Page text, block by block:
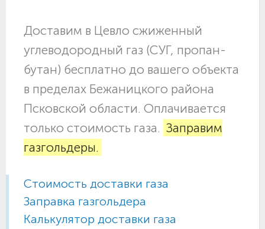
Доставим в Цевло сжиженный
углеводородный газ (СУГ, пропан-
бутан) бесплатно до вашего объекта
в пределах Бежаницкого района
Псковской области. Оплачивается
только стоимость газа. Заправим
газгольдеры.
Стоимость доставки газа
Заправка газгольдера
Калькулятор доставки газа